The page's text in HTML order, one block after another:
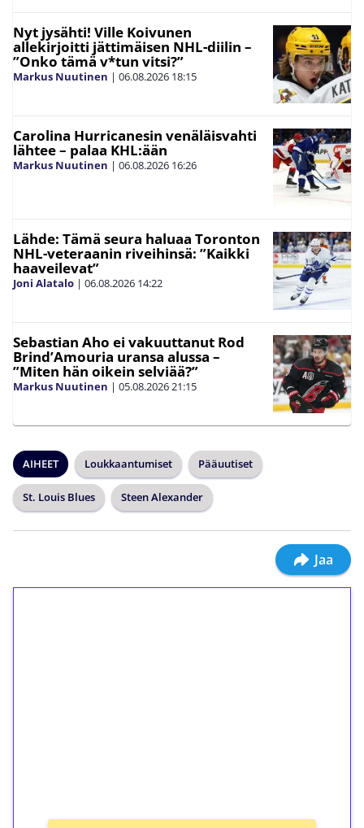
Nyt jysähti! Ville Koivunen
allekirjoitti jättimäisen NHL-diilin –
”Onko tämä v*tun vitsi?”
Markus Nuutinen | 06.08.2026 18:15
Carolina Hurricanesin venäläisvahti
lähtee – palaa KHL:ään
Markus Nuutinen | 06.08.2026 16:26
Lähde: Tämä seura haluaa Toronton
NHL-veteraanin riveihinsä: ”Kaikki
haaveilevat”
Joni Alatalo | 06.08.2026 14:22
Sebastian Aho ei vakuuttanut Rod
Brind’Amouria uransa alussa –
”Miten hän oikein selviää?”
Markus Nuutinen | 05.08.202621:15
AIHEET Loukkaantumiset Pääuutiset
St. Louis Blues Steen Alexander
Jaa